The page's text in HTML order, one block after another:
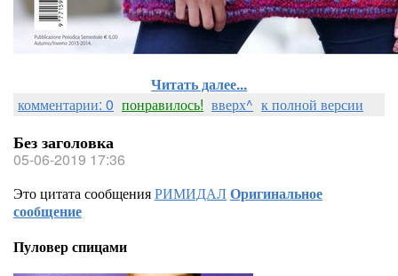
Читать далее...
комментарии: 0 понравилось! вверх^ к полной версии
Без заголовка
05-06-2019 17:36
Это цитата сообщенияРИМИДАЛОригинальное
сообщение
Пуловер спицами